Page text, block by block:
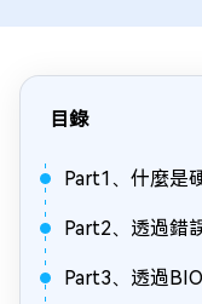
目錄
Part1、什麼是
Part2、透過錯
Part3、透過